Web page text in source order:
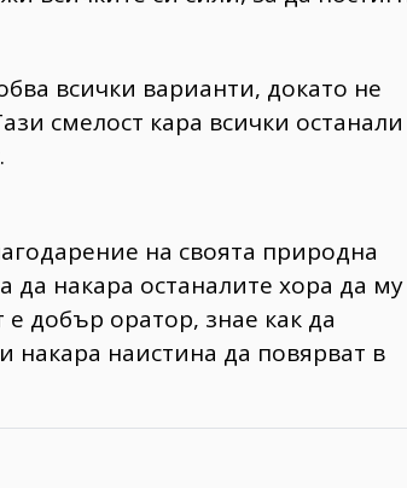
всички варианти, докато не
смелост кара всички останали
на своята природна
да накара останалите хора да му
добър оратор, знае как да
накара наистина да повярват в